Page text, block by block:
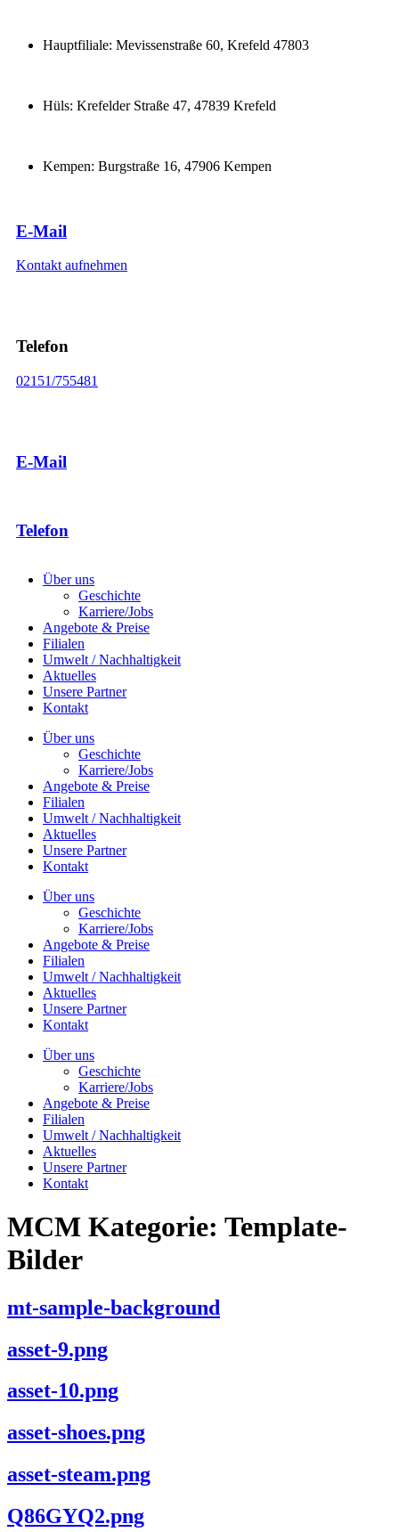
springenHauptfiliale: Mevissenstraße 60, Krefeld 47803
Hüls: Krefelder Straße 47, 47839 Krefeld
Kempen: Burgstraße 16, 47906 Kempen
E-Mail
Kontakt aufnehmen
Telefon
02151/755481
E-Mail
Telefon
Über uns
Geschichte
Karriere/Jobs
Angebote & Preise
Filialen
Umwelt / Nachhaltigkeit
Aktuelles
Unsere Partner
Kontakt
Über uns
Geschichte
Karriere/Jobs
Angebote & Preise
Filialen
Umwelt / Nachhaltigkeit
Aktuelles
Unsere Partner
Kontakt
Über uns
Geschichte
Karriere/Jobs
Angebote & Preise
Filialen
Umwelt / Nachhaltigkeit
Aktuelles
Unsere Partner
Kontakt
Über uns
Geschichte
Karriere/Jobs
Angebote & Preise
Filialen
Umwelt / Nachhaltigkeit
Aktuelles
Unsere Partner
Kontakt
MCM Kategorie: Template-
Bilder
mt-sample-background
asset-9.png
asset-10.png
asset-shoes.png
asset-steam.png
Q86GYQ2.png